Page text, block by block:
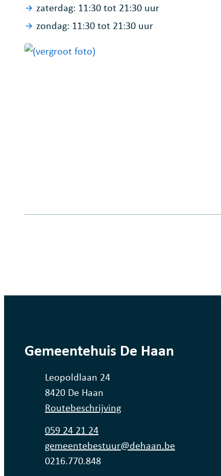
zaterdag: 11:30tot 21:30 uur
zondag: 11:30tot 21:30 uur
contact
Gemeentehuis De Haan
AdresLeopoldlaan 24
,8420 De Haan
Routebeschrijving
059 24 21 24
E-mailgemeentebestuur@dehaan.be
Ondernemingsnummer
0216.770.848